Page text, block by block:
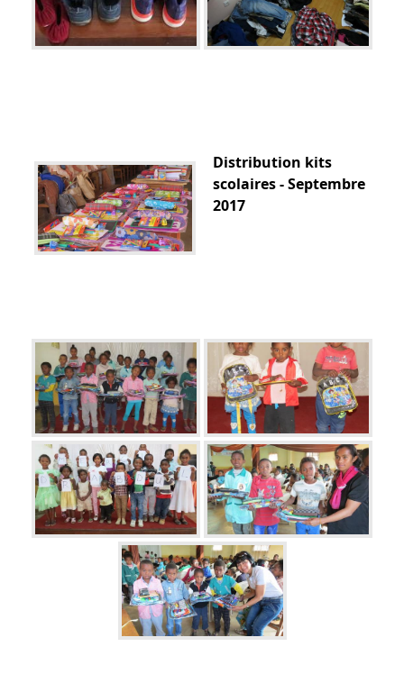
Distribution kits
scolaires - Septembre
2017